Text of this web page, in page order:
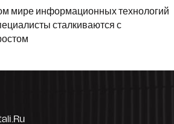
мире информационных технологий
сталкиваются с